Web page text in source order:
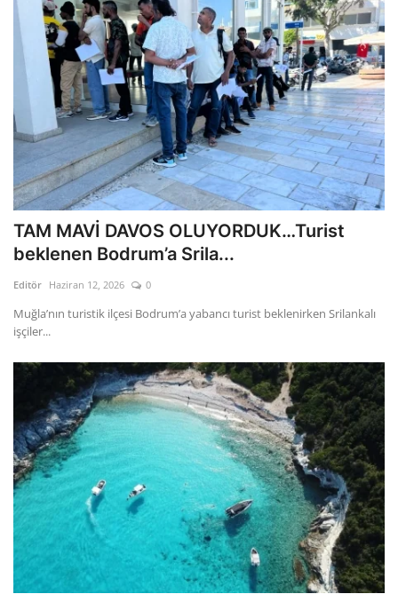
TAM MAVİ DAVOS OLUYORDUK…Turist
beklenen Bodrum’a Srila...
Editör Haziran 12, 2026 0
Muğla’nın turistik ilçesi Bodrum’a yabancı turist beklenirken Srilankalı
işçiler...